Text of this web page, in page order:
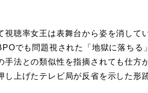
聴率女王は表舞台から姿を消して
でも問題視された「地獄に落ちる
手法との類似性を指摘されても仕方
し上げたテレビ局が反省を示した形